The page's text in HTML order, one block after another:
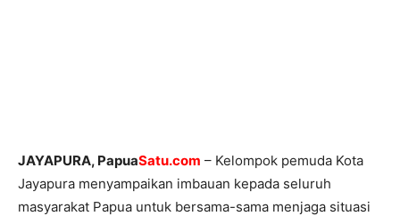
JAYAPURA, PapuaSatu.com – Kelompok pemuda Kota
Jayapura menyampaikan imbauan kepada seluruh
masyarakat Papua untuk bersama-sama menjaga situasi